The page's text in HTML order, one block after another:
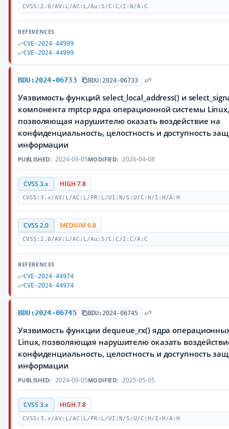
CVSS:2.0/AV:L/AC:L/Au:S/C:C/I:N/A:C
REFERENCES
CVE-2024-44999
CVE-2024-44999
BDU:2024-06733 BDU:2024-06733
Уязвимость функций select_local_address() и
компонента mptcp ядра операционной системы
позволяющая нарушителю оказать воздействие на
конфиденциальность, целостность и доступность
информации
PUBLISHED: 2024-09-05MODIFIED: 2026-04-08
CVSS 3.x HIGH 7.8
CVSS:3.x/AV:L/AC:L/PR:L/UI:N/S:U/C:H/I:H/A:H
CVSS 2.0 MEDIUM 6.8
CVSS:2.0/AV:L/AC:L/Au:S/C:C/I:C/A:C
REFERENCES
CVE-2024-44974
CVE-2024-44974
BDU:2024-06745 BDU:2024-06745
Уязвимость функции dequeue_rx() ядра
Linux, позволяющая нарушителю оказать
конфиденциальность, целостность и доступность
информации
PUBLISHED: 2024-09-05MODIFIED: 2025-05-05
CVSS 3.x HIGH 7.8
CVSS:3.x/AV:L/AC:L/PR:L/UI:N/S:U/C:H/I:H/A:H